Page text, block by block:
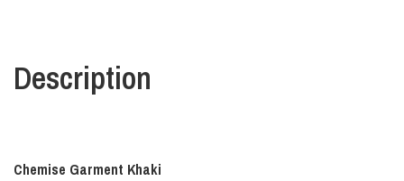
Description
Chemise Garment Khaki